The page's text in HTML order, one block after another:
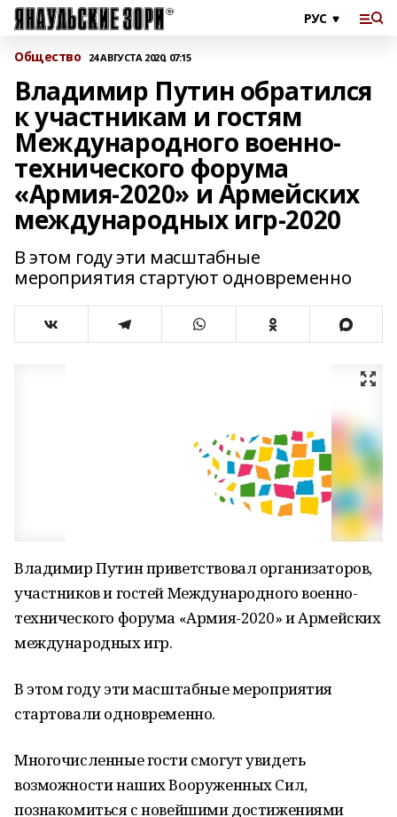
Общество 24 АВГУСТА 2020, 07:15
Владимир Путин обратился
к участникам и гостям
Международного военно-
технического форума
«Армия-2020» и Армейских
международных игр-2020
В этом году эти масштабные
мероприятия стартуют одновременно
Владимир Путин приветствовал организаторов,
участников и гостей Международного военно-
технического форума «Армия-2020» и Армейских
международных игр.
В этом году эти масштабные мероприятия
стартовали одновременно.
Многочисленные гости смогут увидеть
возможности наших Вооруженных Сил,
познакомиться с новейшими достижениями